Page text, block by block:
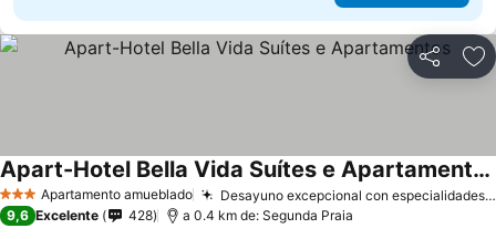
Compartir
3 EstrellasApartamento amueblado Desayuno excepcional con especialidades locales
Apart-Hotel Bella Vida Suítes e Apartamentos
9,6 Excelente 428 a 0.4 km de: Segunda Praia